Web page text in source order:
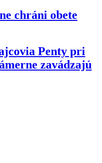
chráni obete
Penty pri
zavádzajú